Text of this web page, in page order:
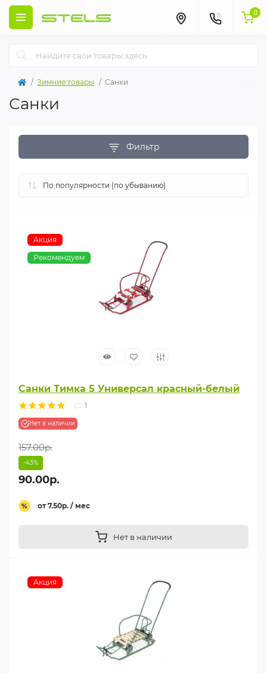
0
Зимние товары Санки
Санки
Фильтр
Акция
Рекомендуем
Санки Тимка 5 Универсал красный-белый
1
Нет в наличии
157.00р.
-43%
90.00р.
% от 7.50р. / мес
Нет в наличии
Акция